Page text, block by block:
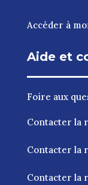
Accéder à
Aide et
Foire aux
Contacter la
Contacter la
Contacter la